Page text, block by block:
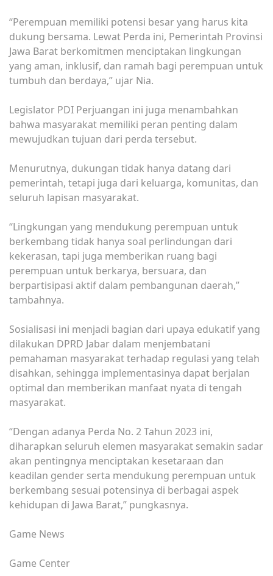
“Perempuan memiliki potensi besar yang harus kita
dukung bersama. Lewat Perda ini, Pemerintah Provinsi
Jawa Barat berkomitmen menciptakan lingkungan
yang aman, inklusif, dan ramah bagi perempuan untuk
tumbuh dan berdaya,” ujar Nia.
Legislator PDI Perjuangan ini juga menambahkan
bahwa masyarakat memiliki peran penting dalam
mewujudkan tujuan dari perda tersebut.
Menurutnya, dukungan tidak hanya datang dari
pemerintah, tetapi juga dari keluarga, komunitas, dan
seluruh lapisan masyarakat.
“Lingkungan yang mendukung perempuan untuk
berkembang tidak hanya soal perlindungan dari
kekerasan, tapi juga memberikan ruang bagi
perempuan untuk berkarya, bersuara, dan
berpartisipasi aktif dalam pembangunan daerah,”
tambahnya.
Sosialisasi ini menjadi bagian dari upaya edukatif yang
dilakukan DPRD Jabar dalam menjembatani
pemahaman masyarakat terhadap regulasi yang telah
disahkan, sehingga implementasinya dapat berjalan
optimal dan memberikan manfaat nyata di tengah
masyarakat.
“Dengan adanya Perda No. 2 Tahun 2023 ini,
diharapkan seluruh elemen masyarakat semakin sadar
akan pentingnya menciptakan kesetaraan dan
keadilan gender serta mendukung perempuan untuk
berkembang sesuai potensinya di berbagai aspek
kehidupan di Jawa Barat,” pungkasnya.
Game News
Game Center